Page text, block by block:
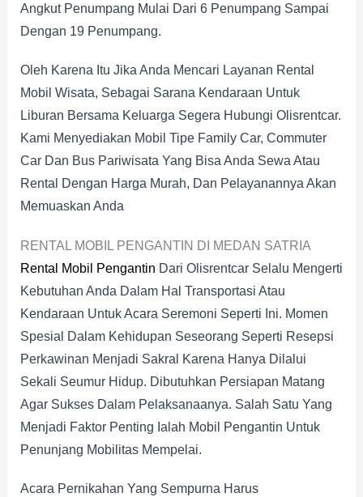
Angkut Penumpang Mulai Dari 6 Penumpang Sampai
Dengan 19 Penumpang.
Oleh Karena Itu Jika Anda Mencari Layanan Rental
Mobil Wisata, Sebagai Sarana Kendaraan Untuk
Liburan Bersama Keluarga Segera Hubungi Olisrentcar.
Kami Menyediakan Mobil Tipe Family Car, Commuter
Car Dan Bus Pariwisata Yang Bisa Anda Sewa Atau
Rental Dengan Harga Murah, Dan Pelayanannya Akan
Memuaskan Anda
RENTAL MOBIL PENGANTIN DI MEDAN SATRIA
Rental Mobil Pengantin Dari Olisrentcar Selalu Mengerti
Kebutuhan Anda Dalam Hal Transportasi Atau
Kendaraan Untuk Acara Seremoni Seperti Ini. Momen
Spesial Dalam Kehidupan Seseorang Seperti Resepsi
Perkawinan Menjadi Sakral Karena Hanya Dilalui
Sekali Seumur Hidup. Dibutuhkan Persiapan Matang
Agar Sukses Dalam Pelaksanaanya. Salah Satu Yang
Menjadi Faktor Penting Ialah Mobil Pengantin Untuk
Penunjang Mobilitas Mempelai.
Acara Pernikahan Yang Sempurna Harus